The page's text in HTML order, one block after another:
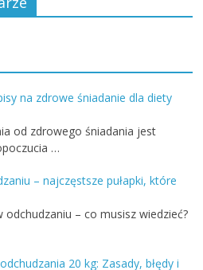
na zdrowe śniadanie dla diety
od zdrowego śniadania jest
…
– najczęstsze pułapki, które
odchudzaniu – co musisz wiedzieć?
20 kg: Zasady, błędy i